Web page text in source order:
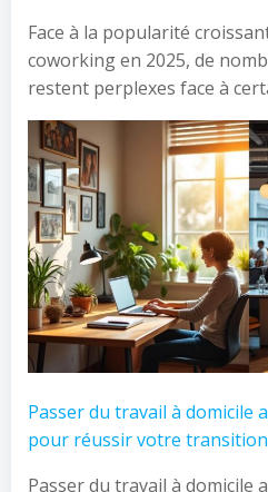
Face à la popularité
coworking en 2025, de
restent perplexes face à
Passer du travail à domicile
pour réussir votre transition
Passer du travail à domicile